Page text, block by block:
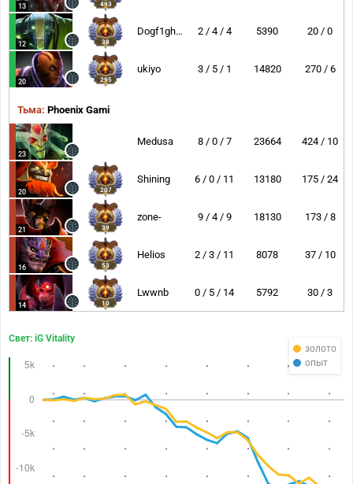
13 493
12 38
Dogf1ghts 2 / 4 / 4 5390 20 / 0
20 295
ukiyo 3 / 5 / 1 14820 270 / 6
Тьма: Phoenix Gami
23
Medusa 8 / 0 / 7 23664 424 / 10
20 207
Shining 6 / 0 / 11 13180 175 / 24
21 39
zone- 9 / 4 / 9 18130 173 / 8
16 53
Helios 2 / 3 / 11 8078 37 / 10
14 10
Lwwnb 0 / 5 / 14 5792 30 / 3
золото
опыт
Свет: iG Vitality